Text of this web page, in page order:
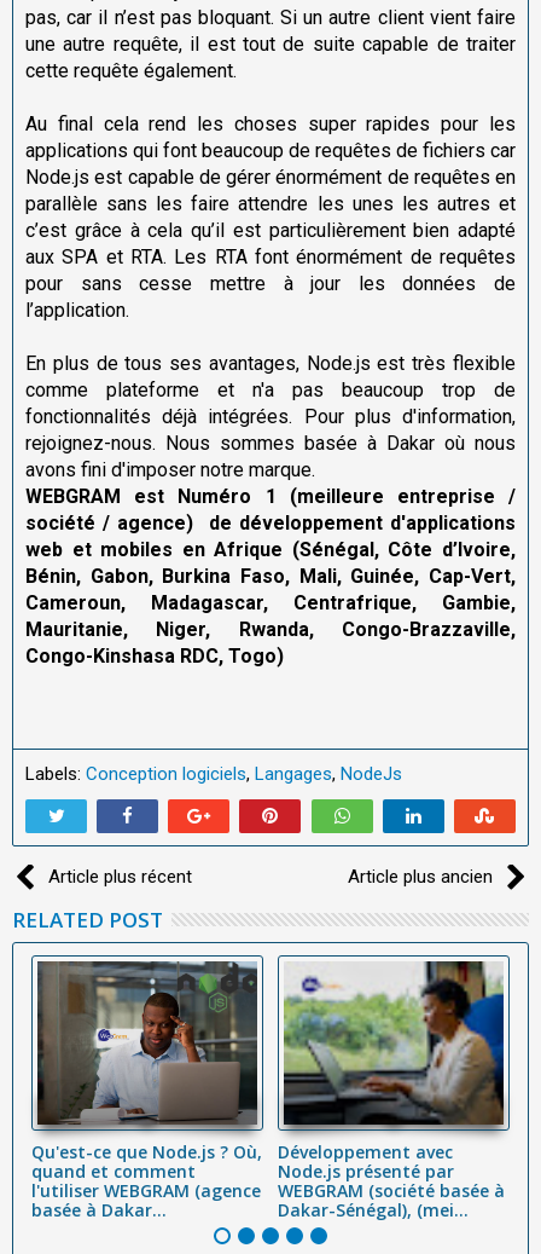
pas, car il n’est pas bloquant. Si un autre client vient faire
une autre requête, il est tout de suite capable de traiter
cette requête également.
Au final cela rend les choses super rapides pour les
applications qui font beaucoup de requêtes de fichiers car
Node.js est capable de gérer énormément de requêtes en
parallèle sans les faire attendre les unes les autres et
c’est grâce à cela qu’il est particulièrement bien adapté
aux SPA et RTA. Les RTA font énormément de requêtes
pour sans cesse mettre à jour les données de
l’application.
En plus de tous ses avantages, Node.js est très flexible
comme plateforme et n'a pas beaucoup trop de
fonctionnalités déjà intégrées. Pour plus d'information,
rejoignez-nous. Nous sommes basée à Dakar où nous
avons fini d'imposer notre marque.
WEBGRAM est Numéro 1 (meilleure entreprise /
société / agence) de développement d'applications
web et mobiles en Afrique (Sénégal, Côte d’Ivoire,
Bénin, Gabon, Burkina Faso, Mali, Guinée, Cap-Vert,
Cameroun, Madagascar, Centrafrique, Gambie,
Mauritanie, Niger, Rwanda, Congo-Brazzaville,
Congo-Kinshasa RDC, Togo)
Labels: Conception logiciels, Langages, NodeJs
Article plus récent Article plus ancien
RELATED POST
Qu'est-ce que Node.js ? Où,
quand et comment
l'utiliser WEBGRAM (agence
basée à Dakar...
Développement avec
Node.js présenté par
WEBGRAM (société basée à
Dakar-Sénégal), (mei...